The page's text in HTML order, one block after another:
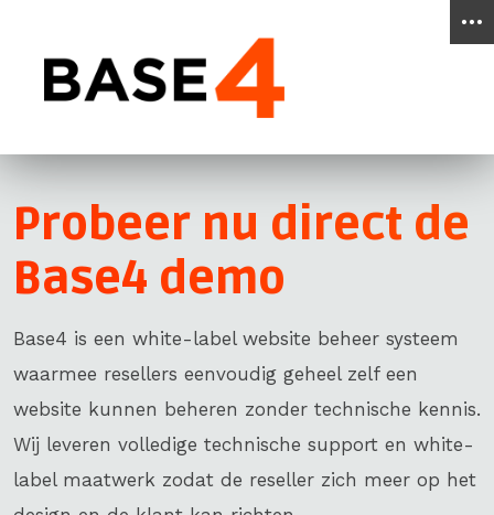
content
Probeer nu direct de
Base4 demo
Base4 is een white-label website beheer systeem
waarmee resellers eenvoudig geheel zelf een
website kunnen beheren zonder technische kennis.
Wij leveren volledige technische support en white-
label maatwerk zodat de reseller zich meer op het